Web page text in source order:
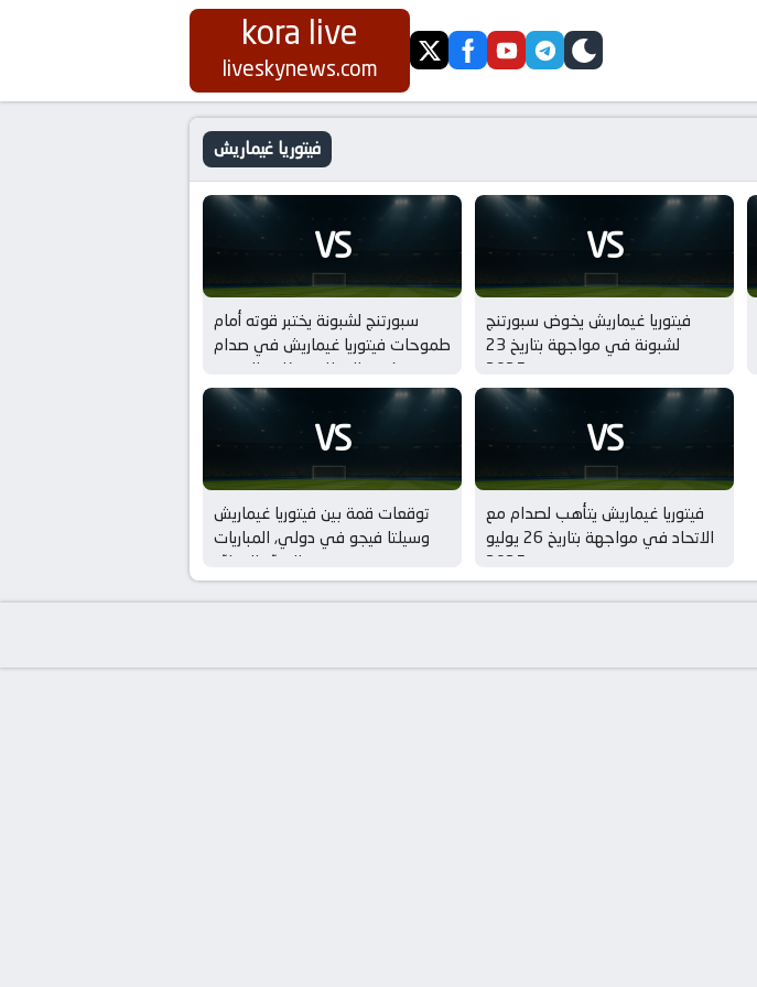
kora live
liveskynews.com twitterfacebookyoutubetelegram
skin
فيتوريا غيماريش
VS
سبورتنج لشبونة يختبر قوته أمام
طموحات فيتوريا غيماريش في صدام
تكسير العظام بـ كاس الدوري
البرتغالي – نصف النهائي
VS
فيتوريا غيماريش يخوض سبورتنج
لشبونة في مواجهة بتاريخ 23
VS
توقعات قمة بين فيتوريا غيماريش
وسيلتا فيجو في دولي, المباريات
الوديّة الدوليّة
VS
فيتوريا غيماريش يتأهب لصدام مع
الاتحاد في مواجهة بتاريخ 26 يوليو
2025